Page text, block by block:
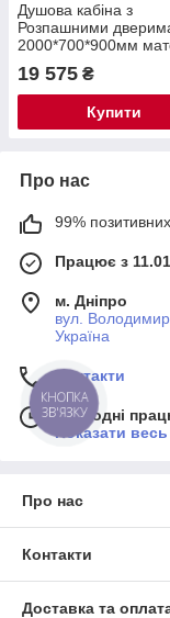
Душова кабіна з
Розпашними
2000*700*900мм
19 575 ₴
Купити
Про нас
99% позитивних
Працює з
м. Дніпро
вул.
Україна
Контакти
Сьогодні
Показати
Про нас
Контакти
Доставка та
КНОПКА
ЗВ'ЯЗКУ